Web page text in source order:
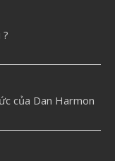
của Dan Harmon